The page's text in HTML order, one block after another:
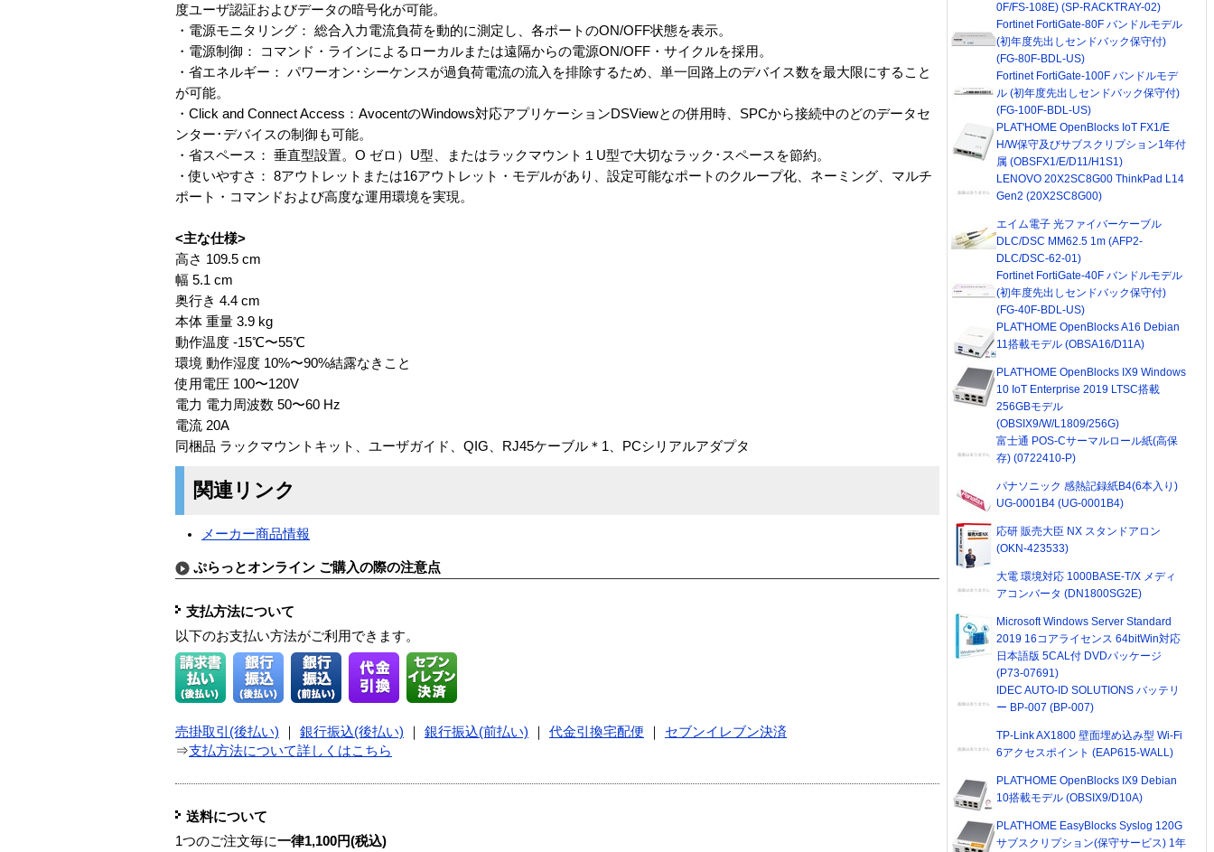
度ユーザ認証およびデータの暗号化が可能。
・電源モニタリング： 総合入力電流負荷を動的に測定し、各ポートのON/OFF状態を表示。
・電源制御： コマンド・ラインによるローカルまたは遠隔からの電源ON/OFF・サイクルを採用。
・省エネルギー： パワーオン･シーケンスが過負荷電流の流入を排除するため、単一回路上のデバイス数を最大限にすること
が可能。
・Click and Connect Access：AvocentのWindows対応アプリケーションDSViewとの併用時、SPCから接続中のどのデータセ
ンター･デバイスの制御も可能。
・省スペース： 垂直型設置。O ゼロ）U型、またはラックマウント１U型で大切なラック･スペースを節約。
・使いやすさ： 8アウトレットまたは16アウトレット・モデルがあり、設定可能なポートのクループ化、ネーミング、マルチ
ポート・コマンドおよび高度な運用環境を実現。
<主な仕様>
高さ 109.5 cm
幅 5.1 cm
奥行き 4.4 cm
本体 重量 3.9 kg
動作温度 -15℃〜55℃
環境 動作湿度 10%〜90%結露なきこと
使用電圧 100〜120V
電力 電力周波数 50〜60 Hz
電流 20A
同梱品 ラックマウントキット、ユーザガイド、QIG、RJ45ケーブル＊1、PCシリアルアダプタ
関連リンク
メーカー商品情報
ぷらっとオンライン ご購入の際の注意点
支払方法について
以下のお支払い方法がご利用できます。
売掛取引(後払い) 銀行振込(後払い) 銀行振込(前払い) 代金引換宅配便
セブンイレブン決済
⇒支払方法について詳しくはこちら
送料について
1つのご注文毎に一律1,100円(税込)
0F/FS-108E) (SP-RACKTRAY-02)
Fortinet FortiGate-80F バンドルモデル
(初年度先出しセンドバック保守付)
(FG-80F-BDL-US)
Fortinet FortiGate-100F バンドルモデ
ル (初年度先出しセンドバック保守付)
(FG-100F-BDL-US)
PLAT'HOME OpenBlocks IoT FX1/E
H/W保守及びサブスクリプション1年付
属 (OBSFX1/E/D11/H1S1)
LENOVO 20X2SC8G00 ThinkPad L14
Gen2 (20X2SC8G00)
エイム電子 光ファイバーケーブル
DLC/DSC MM62.5 1m (AFP2-
DLC/DSC-62-01)
Fortinet FortiGate-40F バンドルモデル
(初年度先出しセンドバック保守付)
(FG-40F-BDL-US)
PLAT'HOME OpenBlocks A16 Debian
11搭載モデル (OBSA16/D11A)
PLAT'HOME OpenBlocks IX9 Windows
10 IoT Enterprise 2019 LTSC搭載
256GBモデル
(OBSIX9/W/L1809/256G)
富士通 POS-Cサーマルロール紙(高保
存) (0722410-P)
パナソニック 感熱記録紙B4(6本入り)
UG-0001B4 (UG-0001B4)
応研 販売大臣 NX スタンドアロン
(OKN-423533)
大電 環境対応 1000BASE-T/X メディ
アコンバータ (DN1800SG2E)
Microsoft Windows Server Standard
2019 16コアライセンス 64bitWin対応
日本語版 5CAL付 DVDパッケージ
(P73-07691)
IDEC AUTO-ID SOLUTIONS バッテリ
ー BP-007 (BP-007)
TP-Link AX1800 壁面埋め込み型 Wi-Fi
6アクセスポイント (EAP615-WALL)
PLAT'HOME OpenBlocks IX9 Debian
10搭載モデル (OBSIX9/D10A)
PLAT'HOME EasyBlocks Syslog 120G
サブスクリプション(保守サービス) 1年